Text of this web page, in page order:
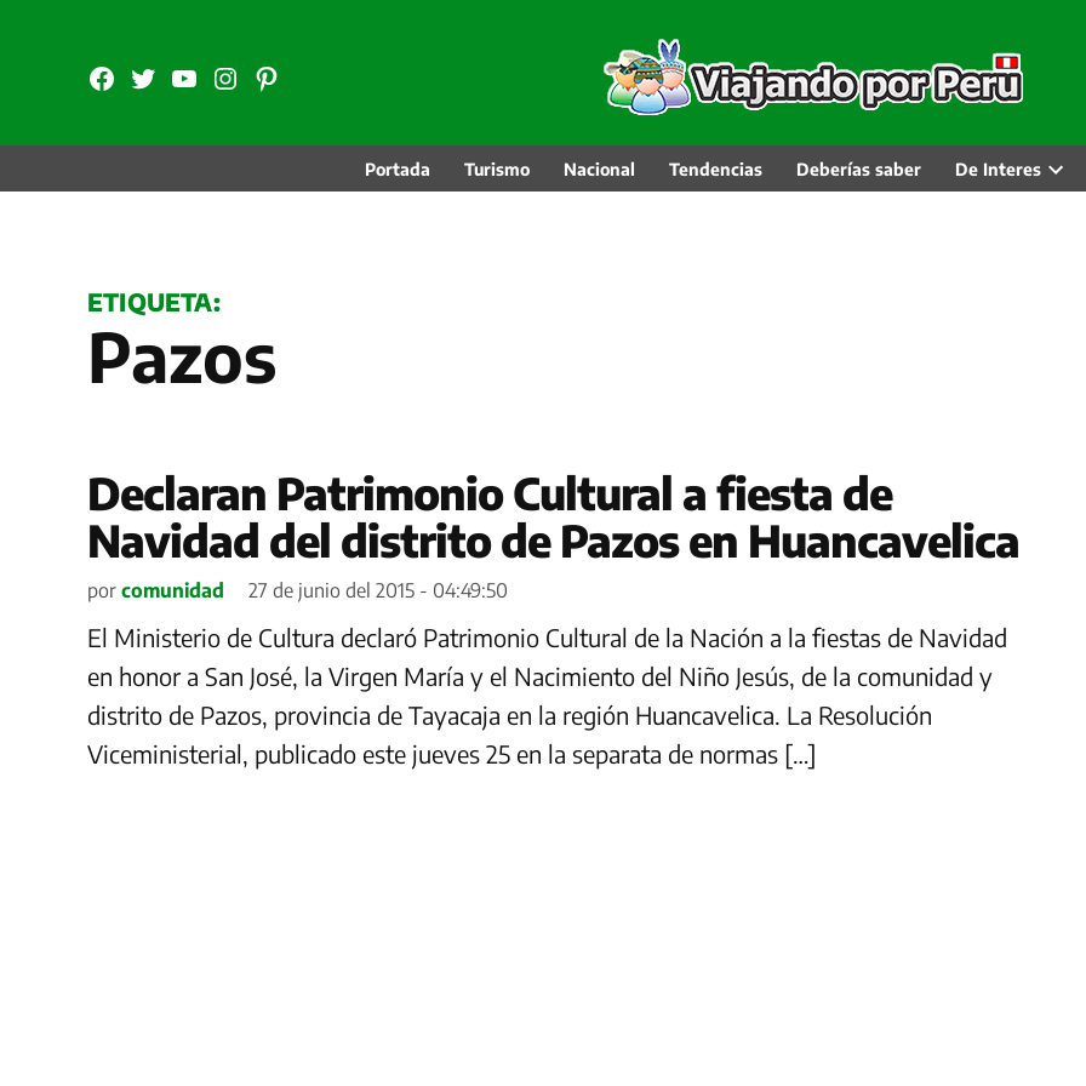
contenidoFB TW YouTubeInstagram
Pinterest
Portada Turismo Nacional Tendencias Deberías saber De Interes
ETIQUETA:
Pazos
Declaran Patrimonio Cultural a fiesta de
Navidad del distrito de Pazos en Huancavelica
por comunidad 27 de junio del 2015 - 04:49:50
El Ministerio de Cultura declaró Patrimonio Cultural de la Nación a la fiestas de Navidad
en honor a San José, la Virgen María y el Nacimiento del Niño Jesús, de la comunidad y
distrito de Pazos, provincia de Tayacaja en la región Huancavelica. La Resolución
Viceministerial, publicado este jueves 25 en la separata de normas […]